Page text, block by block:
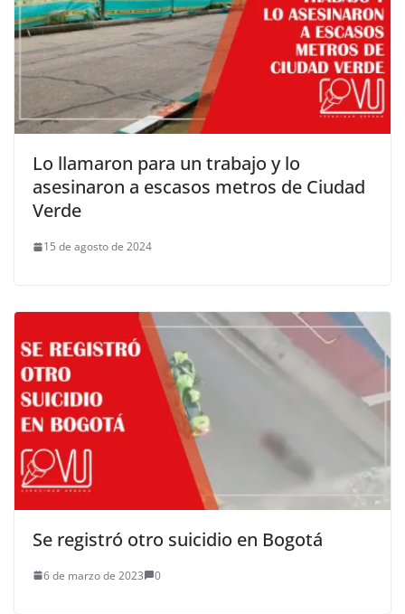
Lo llamaron para un trabajo y lo
asesinaron a escasos metros de Ciudad
Verde
15 de agosto de 2024
Se registró otro suicidio en Bogotá
6 de marzo de 2023 0